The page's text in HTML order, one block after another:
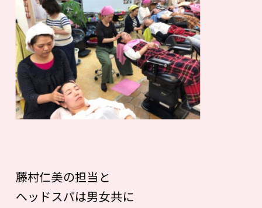
藤村仁美の担当と
ヘッドスパは男女共に